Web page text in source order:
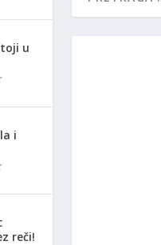
u
i
reči!